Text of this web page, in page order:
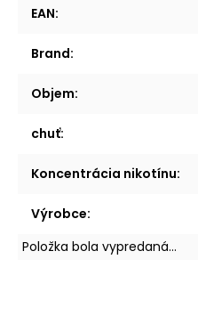
EAN:
Brand:
Objem:
chuť:
Koncentrácia nikotínu:
Výrobce:
Položka bola vypredaná…